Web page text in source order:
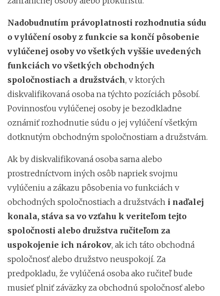
Nadobudnutím právoplatnosti rozhodnutia súdu
o vylúčení osoby z funkcie sa končí pôsobenie
vylúčenej osoby vo všetkých vyššie uvedených
funkciách vo všetkých obchodných
spoločnostiach a družstvách, v ktorých
diskvalifikovaná osoba na týchto pozíciách pôsobí.
Povinnosťou vylúčenej osoby je bezodkladne
oznámiť rozhodnutie súdu o jej vylúčení všetkým
dotknutým obchodným spoločnostiam a družstvám.
Ak by diskvalifikovaná osoba sama alebo
prostredníctvom iných osôb napriek svojmu
vylúčeniu a zákazu pôsobenia vo funkciách v
obchodných spoločnostiach a družstvách i naďalej
konala, stáva sa vo vzťahu k veriteľom tejto
spoločnosti alebo družstva ručiteľom za
uspokojenie ich nárokov, ak ich táto obchodná
spoločnosť alebo družstvo neuspokojí. Za
predpokladu, že vylúčená osoba ako ručiteľ bude
musieť plniť záväzky za obchodnú spoločnosť alebo